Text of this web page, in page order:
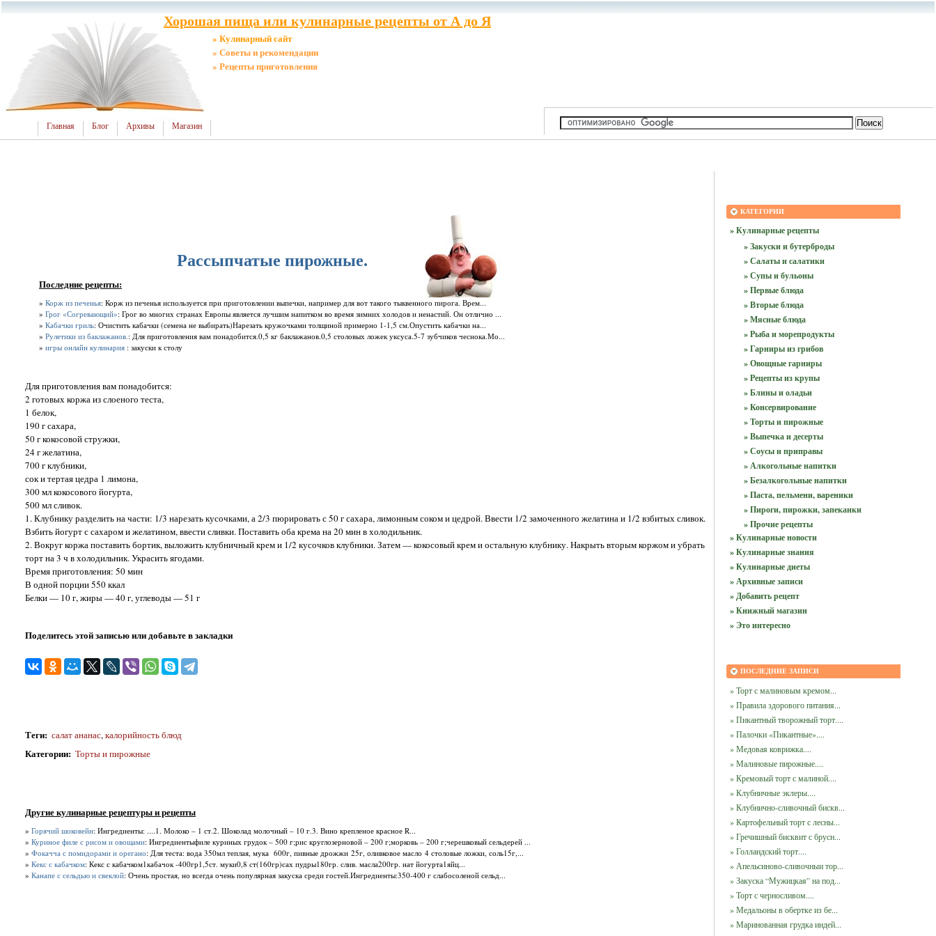
Хорошая пища или кулинарные рецепты от А до Я
» Кулинарный сайт
» Советы и рекомендации
» Рецепты приготовления
Главная Блог Архивы Магазин
Рассыпчатые пирожные.
Последние рецепты:
» Корж из печенья: Корж из печенья используется при приготовлении выпечки, например для вот такого тыквенного пирога. Врем...
» Грог «Согревающий»: Грог во многих странах Европы является лучшим напитком во время зимних холодов и ненастий. Он отлично ...
» Кабачки гриль: Очистить кабачки (семена не выбирать)Нарезать кружочками толщиной примерно 1-1,5 см.Опустить кабачки на...
» Рулетики из баклажанов. : Для приготовления вам понадобится.0,5 кг баклажанов.0,5 столовых ложек уксуса.5-7 зубчиков чеснока.Мо...
» игры онлайн кулинария : закуски к столу
Для приготовления вам понадобится:
2 готовых коржа из слоеного теста,
1 белок,
190 г сахара,
50 г кокосовой стружки,
24 г желатина,
700 г клубники,
сок и тертая цедра 1 лимона,
300 мл кокосового йогурта,
500 мл сливок.
1. Клубнику разделить на части: 1/3 нарезать кусочками, а 2/3 пюрировать с 50 г сахара, лимонным соком и цедрой. Ввести 1/2 замоченного желатина и 1/2 взбитых сливок.
Взбить йогурт с сахаром и желатином, ввести сливки. Поставить оба крема на 20 мин в холодильник.
2. Вокруг коржа поставить бортик, выложить клубничный крем и 1/2 кусочков клубники. Затем — кокосовый крем и остальную клубнику. Накрыть вторым коржом и убрать
торт на 3 ч в холодильник. Украсить ягодами.
Время приготовления: 50 мин
В одной порции 550 ккал
Белки — 10 г, жиры — 40 г, углеводы — 51 г
Поделитесь этой записью или добавьте в закладки
Теги: салат ананас,калорийность блюд
Категории: Торты и пирожные
Другие кулинарные рецептуры и рецепты
» Горячий шоковейн: Ингредиенты: ....1. Молоко – 1 ст.2. Шоколад молочный – 10 г.3. Вино крепленое красное R...
» Куриное филе с рисом и овощами: Ингредиентыфиле куриных грудок – 500 г;рис круглозерновой – 200 г;морковь – 200 г;черешковый сельдерей ...
» Фокачча с помидорами и орегано: Для теста: вода 350мл теплая, мука 600г, пивные дрожжи 25г, оливковое масло 4 столовые ложки, соль15г,...
» Кекс с кабачком: Кекс с кабачком1кабачок -400гр1,5ст. муки0,8 ст(160гр)сах пудры180гр. слив. масла200гр. нат йогурта1яйц...
» Канапе с сельдью и свеклой: Очень простая, но всегда очень популярная закуска среди гостей.Ингредиенты:350-400 г слабосоленой сельд...
КАТЕГОРИИ
» Кулинарные рецепты
» Закуски и бутерброды
» Салаты и салатики
» Супы и бульоны
» Первые блюда
» Вторые блюда
» Мясные блюда
» Рыба и морепродукты
» Гарниры из грибов
» Овощные гарниры
» Рецепты из крупы
» Блины и оладьи
» Консервирование
» Торты и пирожные
» Выпечка и десерты
» Соусы и приправы
» Алкогольные напитки
» Безалкогольные напитки
» Паста, пельмени, вареники
» Пироги, пирожки, запеканки
» Прочие рецепты
» Кулинарные новости
» Кулинарные знания
» Кулинарные диеты
» Архивные записи
» Добавить рецепт
» Книжный магазин
» Это интересно
ПОСЛЕДНИЕ ЗАПИСИ
» Торт с малиновым кремом...
» Правила здорового питания...
» Пикантный творожный торт....
» Палочки «Пикантные»....
» Медовая коврижка....
» Малиновые пирожные....
» Кремовый торт с малиной....
» Клубничные эклеры....
» Клубнично-сливочный бискв...
» Картофельный торт с лесны...
» Гречишный бисквит с брусн...
» Голландский торт....
» Апельсиново-сливочныи тор...
» Закуска “Мужицкая” на под...
» Торт с черносливом....
» Медальоны в обертке из бе...
» Маринованная грудка индей...